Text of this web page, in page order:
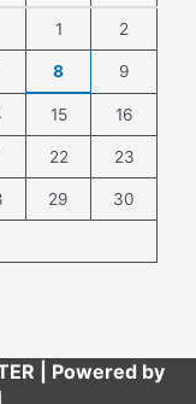
1 2
8 9
15 16
22 23
29 30
| Powered by